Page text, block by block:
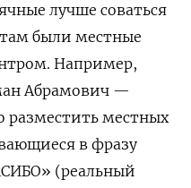
лучше соваться
там были местные
Например,
Абрамович —
разместить местных
в фразу
(реальный